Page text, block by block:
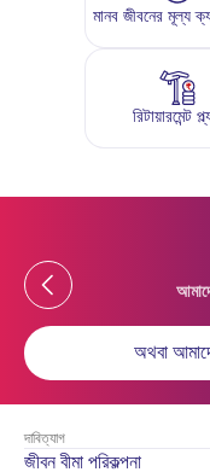
মানব জীবনের মূল্য
রিটায়ারমেন্ট
Previous
অথবা
দাবিত্যাগ
জীবন বীমা পরিকল্পনা